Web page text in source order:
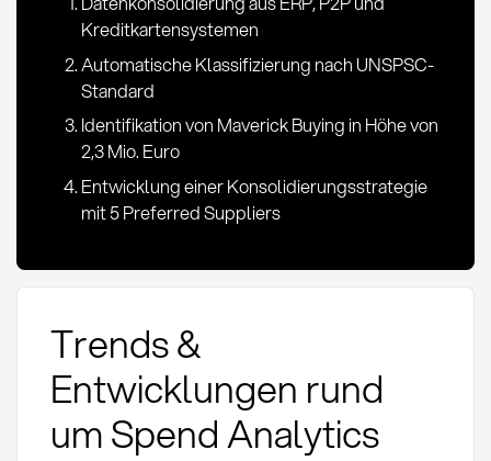
Kreditkartensystemen
Automatische Klassifizierung nach UNSPSC-
Standard
Identifikation von Maverick Buying in Höhe von
2,3 Mio. Euro
Entwicklung einer Konsolidierungsstrategie
mit 5 Preferred Suppliers
Trends &
Entwicklungen rund
um Spend Analytics